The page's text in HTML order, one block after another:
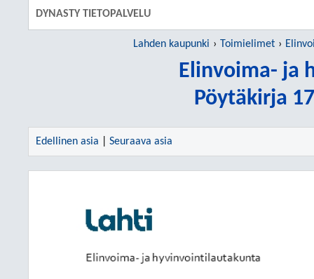
DYNASTY TIETOPALVELU
Lahden kaupunki Toimielimet
Elinvoima- ja
Pöytäkirja
Edellinen asia Seuraava asia